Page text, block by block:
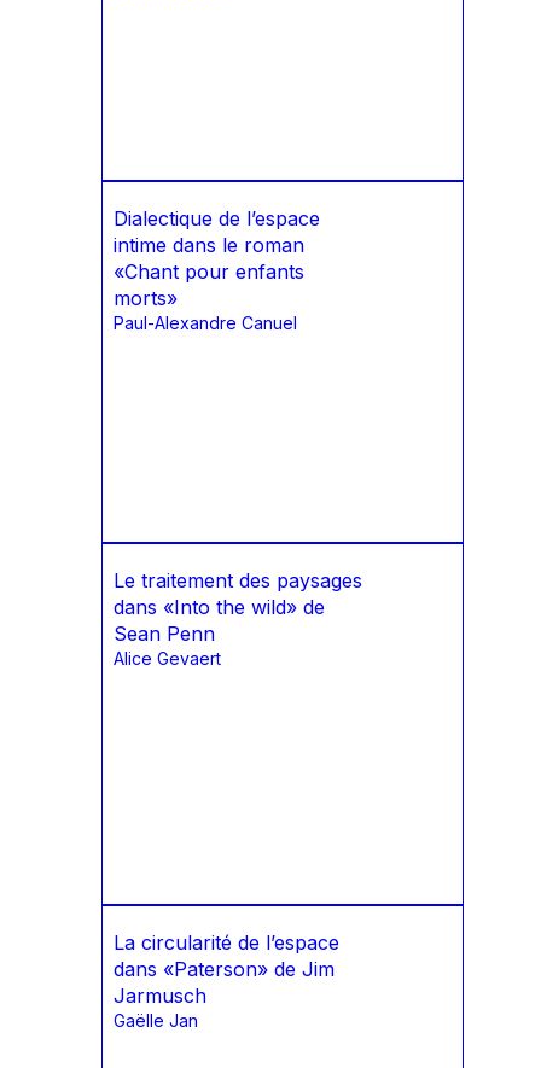
Dialectique de l’espace
intime dans le roman
«Chant pour enfants
morts»
Paul-Alexandre Canuel
Le traitement des paysages
dans «Into the wild» de
Sean Penn
Alice Gevaert
La circularité de l’espace
dans «Paterson» de Jim
Jarmusch
Gaëlle Jan